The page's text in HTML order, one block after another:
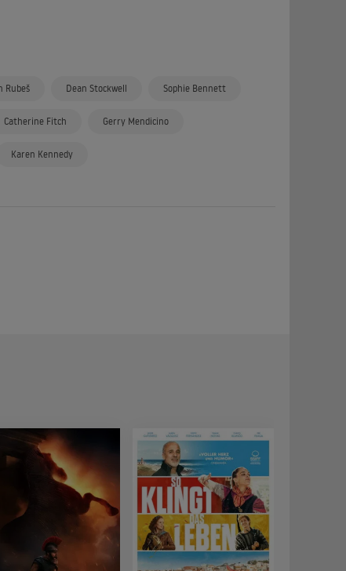
Rubeš Dean Stockwell Sophie Bennett
Catherine Fitch Gerry Mendicino
Karen Kennedy